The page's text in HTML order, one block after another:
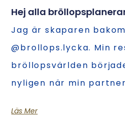
Hej alla
Jag är skaparen
@brollops.lycka. Min
bröllopsvärlden
nyligen när min
Läs Mer